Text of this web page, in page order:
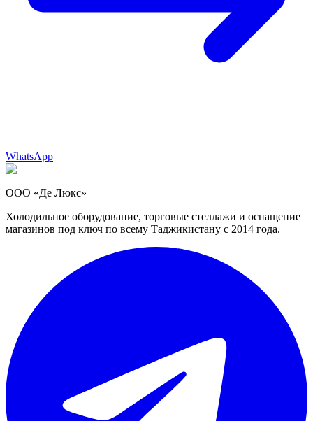
WhatsApp
ООО «Де Люкс»
Холодильное оборудование, торговые стеллажи и оснащение
магазинов под ключ по всему Таджикистану с 2014 года.